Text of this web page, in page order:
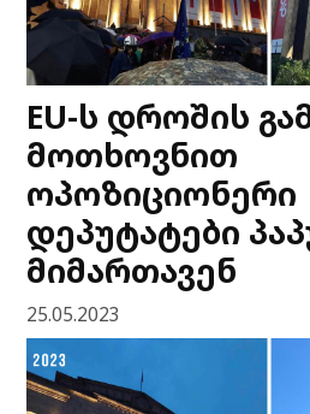
EU-ს დროშის
მოთხოვნით
ოპოზიციონერი
დეპუტატები
მიმართავენ
25.05.2023